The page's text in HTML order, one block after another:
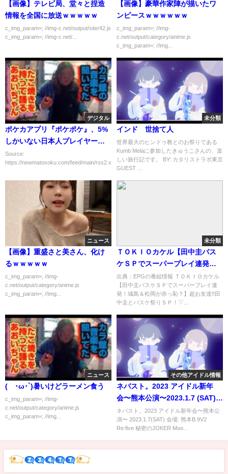
【画像】テレビ局、堂々と捏造
情報を全国に放送ｗｗｗｗｗ
c_img_param=; //img-c.net/output/site/42.js
c_img_param=; //img-c.net/...
【画像】豪華作家陣が描いたワ
ンピースｗｗｗｗｗｗ
c_img_param=; //img-
c.net/output/category/anime.js
c_img_param=; //img...
デジタル
ポケカアプリ『ポケポケ』、5%
しかいない日本人プレイヤーが
全体課金額の43%を占める異常
事態ｗｗｗｗｗｗ
Source:
https://newmatosoku.com/feed/main/rss2.xml...
未分類
インド 世捨て人
世界最大のヒンドゥ教とのお祭りである
Kumb Melaに参加したきゅうこさんの、楽
しい旅行記です。 BY: カタリストラボ東京
GUEST ...
ニュース
【画像】重盛さと美さん、化け
るｗｗｗｗｗ
c_img_param=; //img-
c.net/output/category/anime.js
c_img_param=; //img...
未分類
ＴＯＫＩＯカケル【田中圭バス
ケＳＰでスーパープレイ連発！
城島＆松岡が赤っ恥？】[字]…の
番組内容解析まとめ
出典：EPGの番組情報 ＴＯＫＩＯカケル
【田中圭バスケＳＰでスーパープレイ連
発！城島＆松岡が赤っ恥？】超お友達!!田
中圭とバスケ祭りＳＰ！▽...
ニュース
(´･ω･`)暑いけどラーメン食う
c_img_param=; //img-
c.net/output/category/anime.js
c_img_param=; //img...
その他アイドル情報
ネバスト。2023 アイドル新年
会〜熊本公演〜2023.1.7 (SAT)
16:30START
ネバスト。2023 アイドル新年会〜熊本公
演〜 2023.1.7(SAT) 会場: 熊本B.9V2
Re:five 秘密のJOKER Moo...